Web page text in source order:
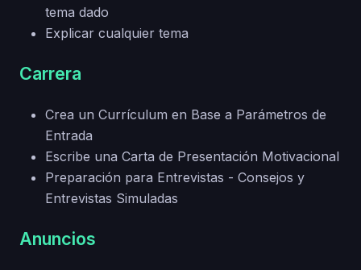
tema dado
Explicar cualquier tema
Carrera
Crea un Currículum en Base a Parámetros de
Entrada
Escribe una Carta de Presentación Motivacional
Preparación para Entrevistas - Consejos y
Entrevistas Simuladas
Anuncios